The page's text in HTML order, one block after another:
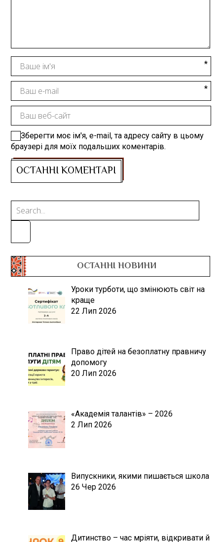
Зберегти моє ім'я, e-mail, та адресу сайту в цьому
браузері для моїх подальших коментарів.
ОСТАННІ НОВИНИ
Уроки турботи, що змінюють світ на
краще
22 Лип 2026
Право дітей на безоплатну правничу
допомогу
20 Лип 2026
«Академія талантів» – 2026
2 Лип 2026
Випускники, якими пишається школа
26 Чер 2026
Дитинство – час мріяти, відкривати й